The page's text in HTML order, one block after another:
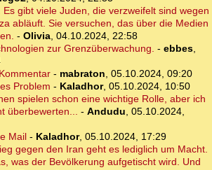
Es gibt viele Juden, die verzweifelt sind wegen
abläuft. Sie versuchen, das über die Medien
- Olivia, 04.10.2024, 22:58
zur Grenzüberwachung. - ebbes,
- mabraton, 05.10.2024, 09:20
Problem - Kaladhor, 05.10.2024, 10:50
spielen schon eine wichtige Rolle, aber ich
überbewerten... - Andudu, 05.10.2024,
Mail- Kaladhor, 05.10.2024, 17:29
gegen den Iran geht es lediglich um Macht.
was der Bevölkerung aufgetischt wird. Und